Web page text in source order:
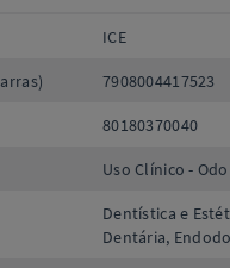
ICE
7908004417523
80180370040
Uso Clínico -
Dentística e
Dentária,